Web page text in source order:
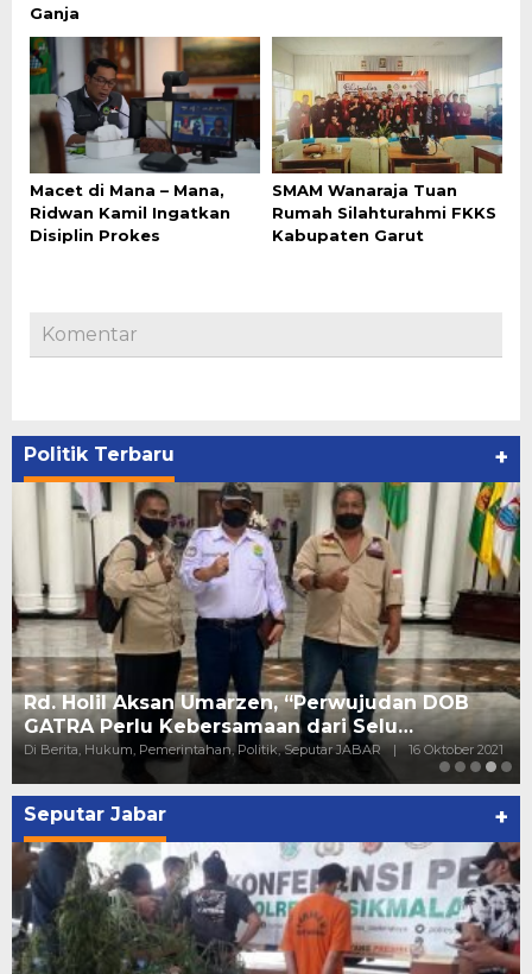
Ganja
Macet di Mana – Mana,
Ridwan Kamil Ingatkan
Disiplin Prokes
SMAM Wanaraja Tuan
Rumah Silahturahmi FKKS
Kabupaten Garut
Komentar
Politik Terbaru +
Rd. Holil Aksan Umarzen, “Perwujudan DOB
GATRA Perlu Kebersamaan dari Selu…
Di Berita, Hukum, Pemerintahan, Politik, Seputar JABAR | 16 Oktober 2021
Seputar Jabar +